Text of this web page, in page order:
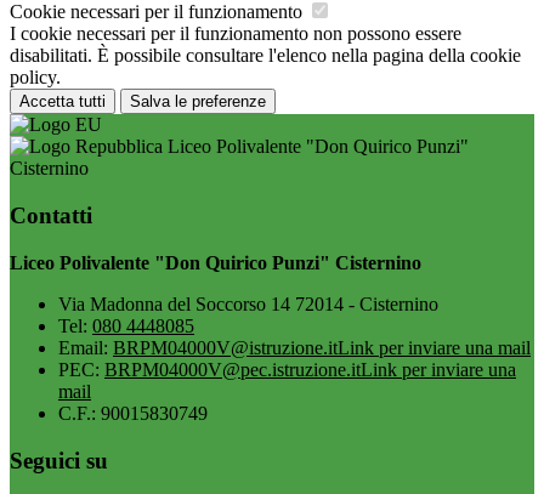
Cookie necessari per il funzionamento
I cookie necessari per il funzionamento non possono essere
disabilitati. È possibile consultare l'elenco nella pagina della cookie
policy.
Accetta tutti Salva le preferenze
Liceo Polivalente "Don Quirico Punzi"
Cisternino
Contatti
Liceo Polivalente "Don Quirico Punzi" Cisternino
Via Madonna del Soccorso 14 72014 - Cisternino
Tel: 080 4448085
Email: BRPM04000V@istruzione.itLink per inviare una mail
PEC: BRPM04000V@pec.istruzione.itLink per inviare una
mail
C.F.: 90015830749
Seguici su